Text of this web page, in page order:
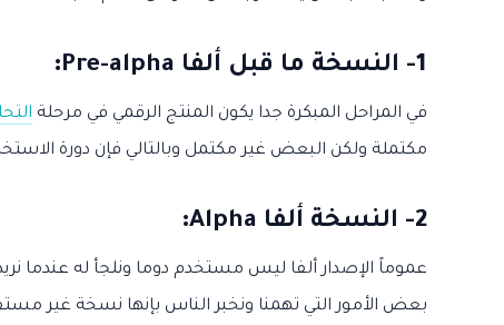
1- النسخة ما قبل ألفا Pre-alpha :
في المراحل المبكرة جدا يكون المنتج الرقمي في مرحلة
مكتملة ولكن البعض غير مكتمل وبالتالي فإن دورة
2- النسخة ألفا Alpha :
عموماً الإصدار ألفا ليس مستخدم دوما ونلجأ له عندما
بعض الأمور التي تهمنا ونخبر الناس بإنها نسخة غير